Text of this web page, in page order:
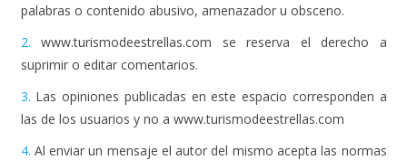
palabras o contenido abusivo, amenazador u obsceno.
2. www.turismodeestrellas.com se reserva el derecho a
suprimir o editar comentarios.
3. Las opiniones publicadas en este espacio corresponden a
las de los usuarios y no a www.turismodeestrellas.com
4. Al enviar un mensaje el autor del mismo acepta las normas